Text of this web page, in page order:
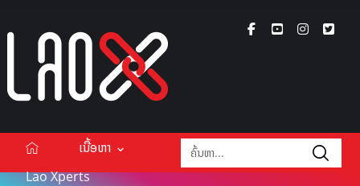
ເນື້ອຫາ
Lao Xperts